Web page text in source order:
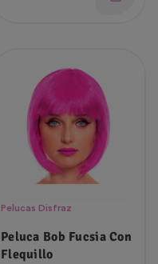
Pelucas Disfraz
Peluca Bob Fucsia Con
Flequillo